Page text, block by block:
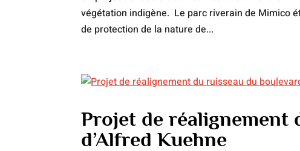
végétation indigène. Le parc riverain de Mimico
de protection de la nature de...
Projet de réalignement
d’Alfred Kuehne